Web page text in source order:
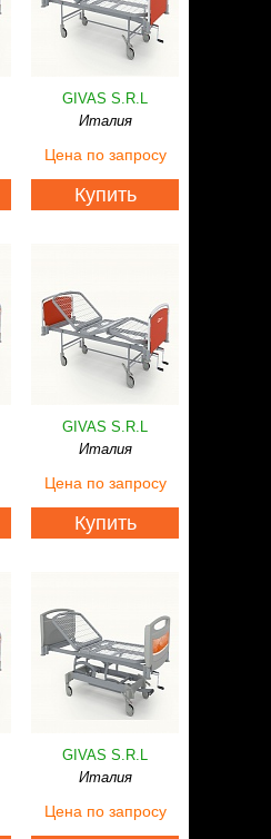
GIVAS S.R.L
Италия
Цена по запросу
Купить
GIVAS S.R.L
Италия
Цена по запросу
Купить
GIVAS S.R.L
Италия
Цена по запросу